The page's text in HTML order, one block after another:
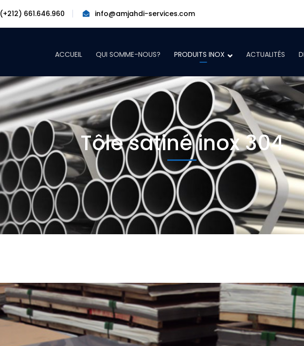
(+212) 661.646.960 info@amjahdi-services.com
ACCUEIL QUI SOMME-NOUS? PRODUITS INOX ACTUALITÉS
Tôle satiné inox 304